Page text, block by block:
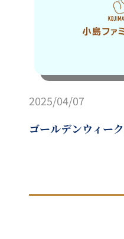
2025/04/07
ゴールデンウィー